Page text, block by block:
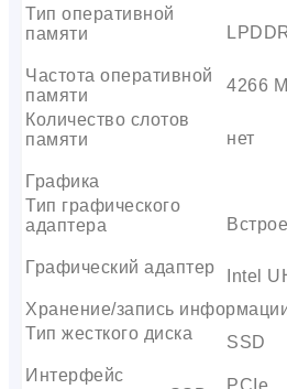
Тип оперативной
памяти
Частота оперативной
памяти
4266
Количество слотов
памяти
нет
Графика
Тип графического
адаптера
Графический адаптер
Intel
Хранение/запись
Тип жесткого диска
SSD
Интерфейс
PCIe